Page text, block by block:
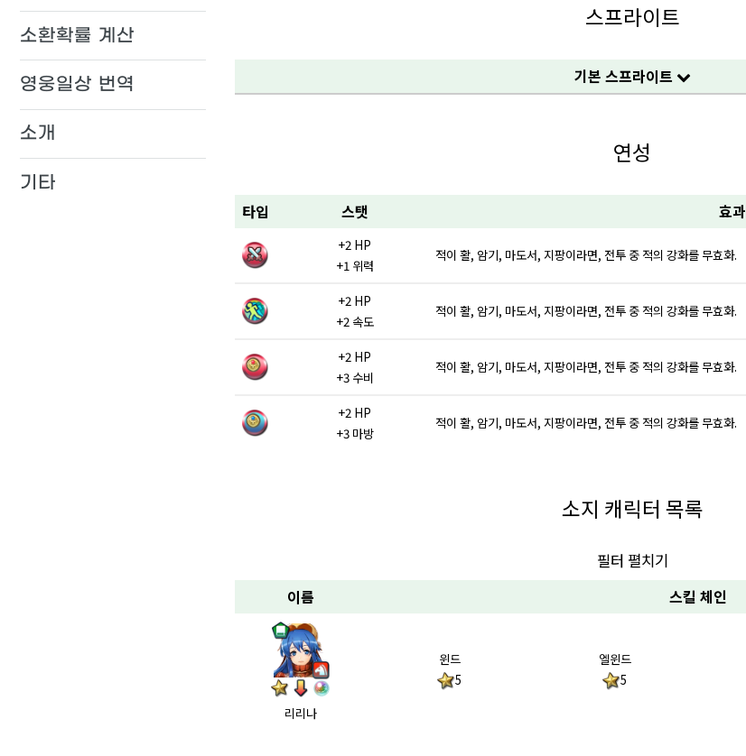
소환확률 계산
영웅일상 번역
소개
기타
스프라이트
기본 스프라이트
연성
타입 스탯 효과
+2 HP
+1 위력
적이 활, 암기, 마도서, 지팡이라면, 전투 중 적의 강화를 무효화.
+2 HP
+2 속도
적이 활, 암기, 마도서, 지팡이라면, 전투 중 적의 강화를 무효화.
+2 HP
+3 수비
적이 활, 암기, 마도서, 지팡이라면, 전투 중 적의 강화를 무효화.
+2 HP
+3 마방
적이 활, 암기, 마도서, 지팡이라면, 전투 중 적의 강화를 무효화.
소지 캐릭터 목록
필터 펼치기
이름
스킬 체인
리리나
윈드
5
엘윈드
5